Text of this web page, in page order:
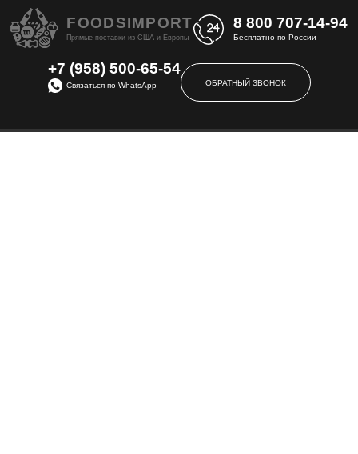
FOODSIMPORT
Прямые поставки из США и Европы
8 800 707-14-94
Бесплатно по России
+7 (958) 500-65-54
Связаться по WhatsApp ОБРАТНЫЙ ЗВОНОК